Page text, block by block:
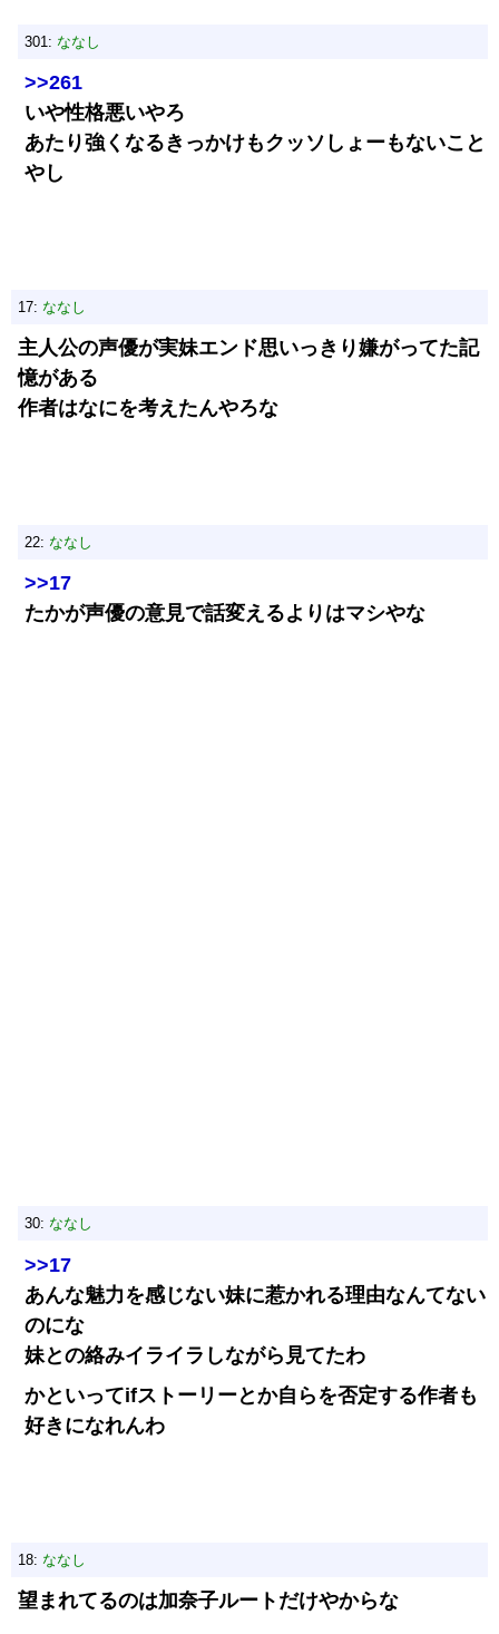
301: ななし
>>261
いや性格悪いやろ
あたり強くなるきっかけもクッソしょーもないこと
やし
17: ななし
主人公の声優が実妹エンド思いっきり嫌がってた記
憶がある
作者はなにを考えたんやろな
22: ななし
>>17
たかが声優の意見で話変えるよりはマシやな
30: ななし
>>17
あんな魅力を感じない妹に惹かれる理由なんてない
のにな
妹との絡みイライラしながら見てたわ
かといってifストーリーとか自らを否定する作者も
好きになれんわ
18: ななし
望まれてるのは加奈子ルートだけやからな